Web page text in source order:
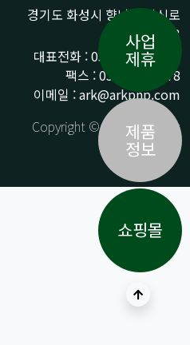
경기도 화성시 향남읍 상신로
290-13
대표전화 : 031-359-9776 /
팩스 : 031-359-9778
이메일 : ark@arkpnp.com
Copyright © ARK All Rights
Reserved.
상단으로
사업
제휴
제품
정보
쇼핑몰